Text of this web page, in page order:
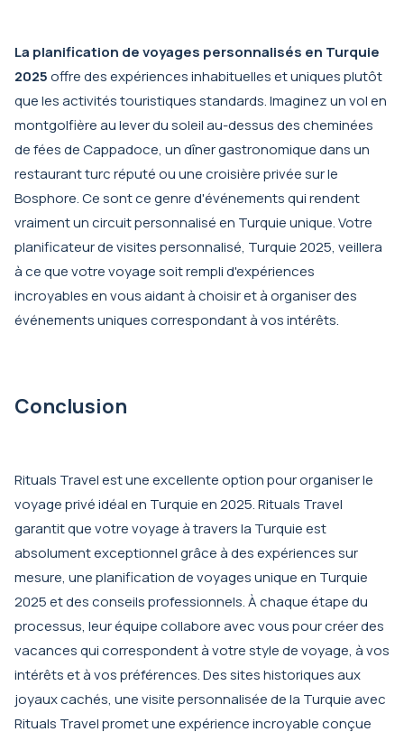
La planification de voyages personnalisés en Turquie
2025offre des expériences inhabituelles et uniques plutôt
que les activités touristiques standards. Imaginez un vol en
montgolfière au lever du soleil au-dessus des cheminées
de fées de Cappadoce, un dîner gastronomique dans un
restaurant turc réputé ou une croisière privée sur le
Bosphore. Ce sont ce genre d'événements qui rendent
vraiment un circuit personnalisé en Turquie unique. Votre
planificateur de visites personnalisé, Turquie 2025, veillera
à ce que votre voyage soit rempli d'expériences
incroyables en vous aidant à choisir et à organiser des
événements uniques correspondant à vos intérêts.
Conclusion
Rituals Travel est une excellente option pour organiser le
voyage privé idéal en Turquie en 2025. Rituals Travel
garantit que votre voyage à travers la Turquie est
absolument exceptionnel grâce à des expériences sur
mesure, une planification de voyages unique en Turquie
2025 et des conseils professionnels. À chaque étape du
processus, leur équipe collabore avec vous pour créer des
vacances qui correspondent à votre style de voyage, à vos
intérêts et à vos préférences. Des sites historiques aux
joyaux cachés, une visite personnalisée de la Turquie avec
Rituals Travel promet une expérience incroyable conçue